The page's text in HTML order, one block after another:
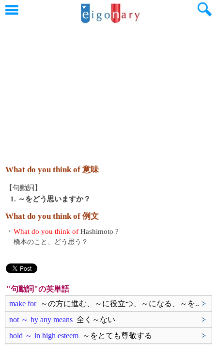
What do you think of 意味
【句動詞】
1. ～をどう思いますか？
What do you think of 例文
・ What do you think of Hashimoto ?
橋本のこと、どう思う？
"句動詞"の英単語
make for～の方に進む、～に役立つ、～になる、～を.. >
not ～ by any means 全く～ない
>
hold ～ in high esteem ～をとても尊敬する
>